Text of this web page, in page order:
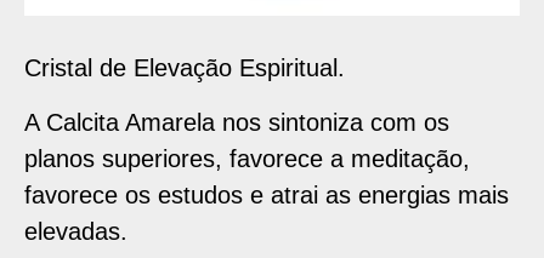
Cristal de Elevação Espiritual.
A Calcita Amarela nos sintoniza com os
planos superiores, favorece a meditação,
favorece os estudos e atrai as energias mais
elevadas.